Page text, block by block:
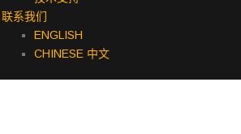
联系我们
ENGLISH
CHINESE 中文